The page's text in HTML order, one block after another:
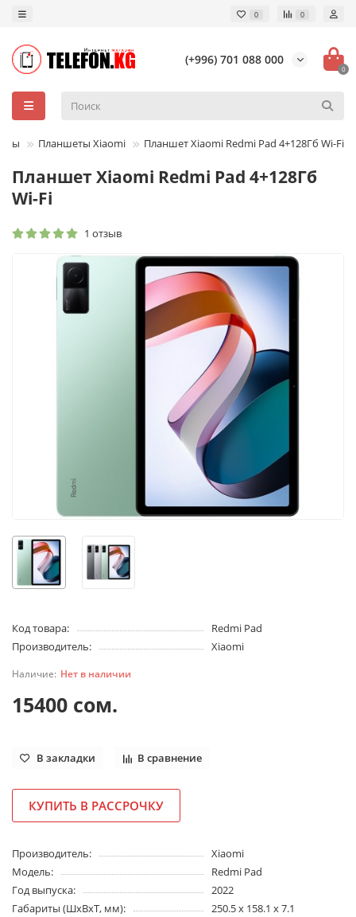
0 0
(+996) 701 088 000
0
Планшеты Xiaomi Планшет Xiaomi Redmi Pad 4+128Гб Wi-Fi
Планшет Xiaomi Redmi Pad 4+128Гб
Wi-Fi
1 отзыв
Код товара:
Redmi Pad
Производитель:
Xiaomi
Нет в наличии
15400 сом.
В закладки В сравнение
КУПИТЬ В РАССРОЧКУ
Производитель:
Xiaomi
Модель:
Redmi Pad
Год выпуска:
2022
Габариты (ШхВхТ, мм):
250.5 x 158.1 x 7.1